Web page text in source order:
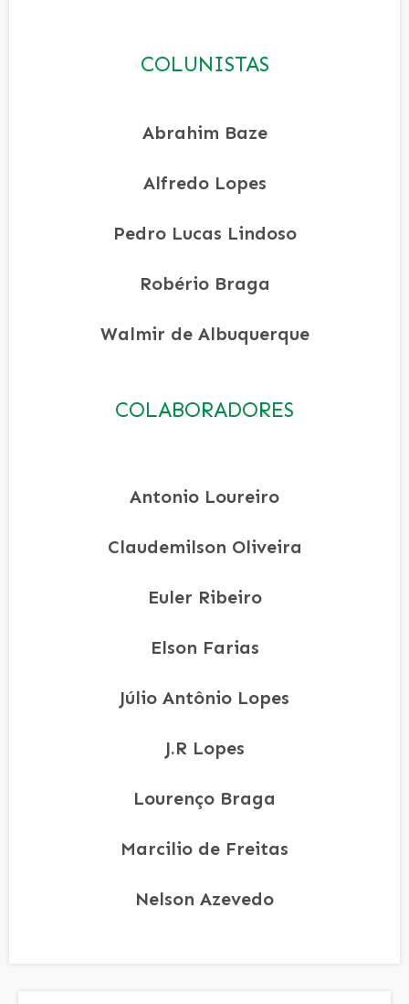
COLUNISTAS
Abrahim Baze
Alfredo Lopes
Pedro Lucas Lindoso
Robério Braga
Walmir de Albuquerque
COLABORADORES
Antonio Loureiro
Claudemilson Oliveira
Euler Ribeiro
Elson Farias
Júlio Antônio Lopes
J.R Lopes
Lourenço Braga
Marcilio de Freitas
Nelson Azevedo